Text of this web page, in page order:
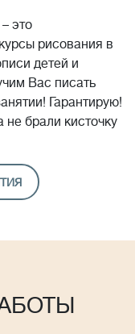
это
рисования в
детей и
Вас писать
Гарантирую!
брали кисточку